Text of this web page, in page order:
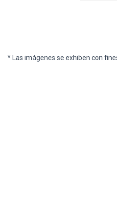
* Las imágenes se exhiben con